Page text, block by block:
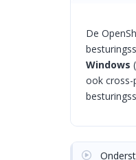
De
Windows
ook